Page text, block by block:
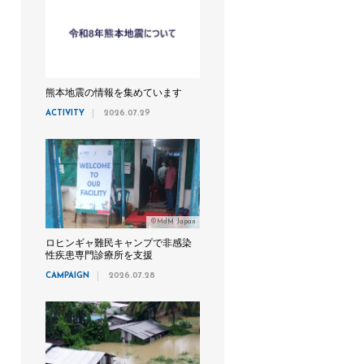
熊本地震の情報を集めています
ACTIVITY 2026.07.29
©MdM Japan
ロヒンギャ難民キャンプで非感染
性疾患専門診療所を支援
CAMPAIGN 2026.07.28